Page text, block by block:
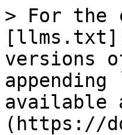
> For the
versions
available
(https://